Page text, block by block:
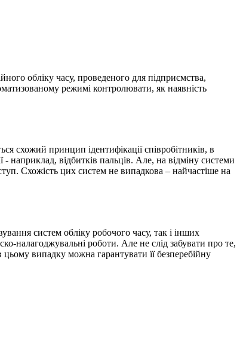
обліку часу, проведеного для підприємства,
режимі контролювати, як наявність
схожий принцип ідентифікації співробітників, в
- наприклад, відбитків пальців. Але, на відміну системи
Схожість цих систем не випадкова – найчастіше на
систем обліку робочого часу, так і інших
налагоджувальні роботи. Але не слід забувати про те,
цьому випадку можна гарантувати її безперебійну